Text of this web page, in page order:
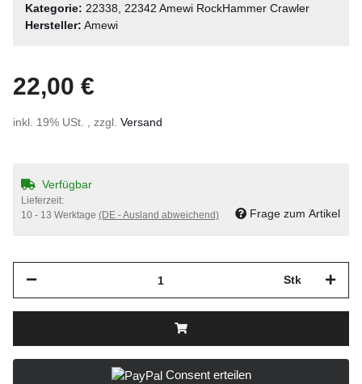
Kategorie: 22338, 22342 Amewi RockHammer Crawler
Hersteller: Amewi
22,00 €
inkl. 19% USt. , zzgl. Versand
Verfügbar
Lieferzeit:
10 - 13 Werktage (DE - Ausland abweichend) Frage zum Artikel
Stk
Consent erteilen